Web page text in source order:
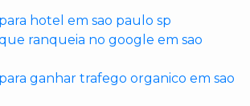
hotel em sao paulo sp
ranqueia no google em sao
ganhar trafego organico em sao